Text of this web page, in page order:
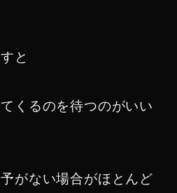
と
くるのを待つのがいい
がない場合がほとんど